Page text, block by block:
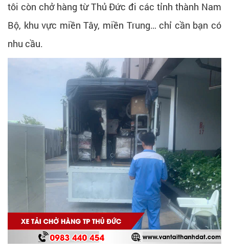
tôi còn chở hàng từ Thủ Đức đi các tỉnh thành Nam
Bộ, khu vực miền Tây, miền Trung… chỉ cần bạn có
nhu cầu.